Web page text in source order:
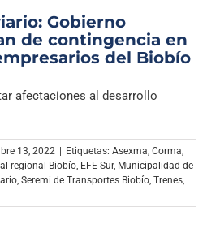
Gobierno
de contingencia en
del Biobío
afectaciones al desarrollo
13, 2022 | Etiquetas: Asexma Corma
regional Biobío EFE Sur, Municipalidad de
Seremi de Transportes Biobío Trenes